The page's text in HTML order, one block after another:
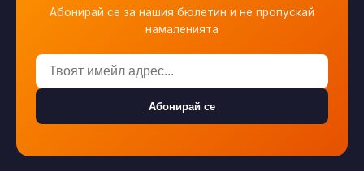
Абонирай се за нашия бюлетин и не пропускай
намаленията
Абонирай се